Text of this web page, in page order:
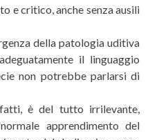
e critico, anche senza ausili
della patologia uditiva
il linguaggio
non potrebbe parlarsi di
è del tutto irrilevante,
apprendimento del